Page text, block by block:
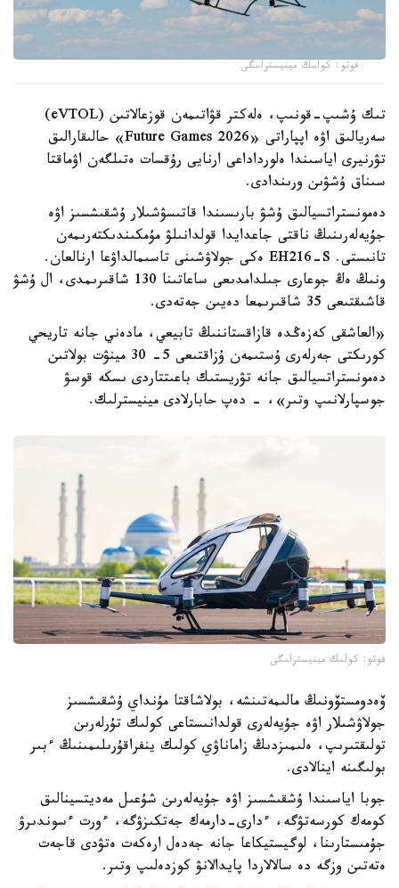
فوتو: كولىك مينيسترلىگى
تىك ۇشىپ-قونىپ، ەلەكتر قۋاتىمەن قوزعالاتىن (eVTOL)
سەريالىق اۋە اپپاراتى «Future Games 2026» حالىقارالىق
تۋرنيرى اياسىندا ەلورداداعى ارنايى رۇقسات ەتىلگەن اۋماقتا
سىناق ۇشۋىن ورىندادى.
دەمونستراتسيالىق ۇشۋ بارىسىندا قاتىسۋشىلار ۇشقىشسىز اۋە
جۇيەلەرىنىڭ ناقتى جاعدايدا قولدانىلۋ مۇمكىندىكتەرىمەن
تانىستى. EH216-S ەكى جولاۋشىنى تاسىمالداۋعا ارنالعان.
ونىڭ ەڭ جوعارى جىلدامدىعى ساعاتىنا 130 شاقىرىمدى، ال ۇشۋ
قاشىقتىعى 35 شاقىرىمعا دەيىن جەتەدى.
«العاشقى كەزەڭدە قازاقستاننىڭ تابيعي، مادەني جانە تاريحي
كورىكتى جەرلەرى ۇستىمەن ۇزاقتىعى 5- 30 مينۋت بولاتىن
دەمونستراتسيالىق جانە تۋريستىك باعىتتاردى ىسكە قوسۋ
جوسپارلانىپ وتىر»، - دەپ حابارلادى مينيسترلىك.
فوتو: كولىك مينيسترلىگى
ۆەدومستۆونىڭ مالىمەتىنشە، بولاشاقتا مۇنداي ۇشقىشسىز
جولاۋشىلار اۋە جۇيەلەرى قولدانىستاعى كولىك تۇرلەرىن
تولىقتىرىپ، ەلىمىزدىڭ زاماناۋي كولىك ينفراقۇرىلىمىنىڭ ءبىر
بولىگىنە اينالادى.
جوبا اياسىندا ۇشقىشسىز اۋە جۇيەلەرىن شۇعىل مەديتسينالىق
كومەك كورسەتۋگە، ءدارى-دارمەك جەتكىزۋگە، ءورت ءسوندىرۋ
جۇمىستارىنا، لوگيستيكاعا جانە جەدەل ارەكەت ەتۋدى قاجەت
ەتەتىن وزگە دە سالالاردا پايدالانۋ كوزدەلىپ وتىر.